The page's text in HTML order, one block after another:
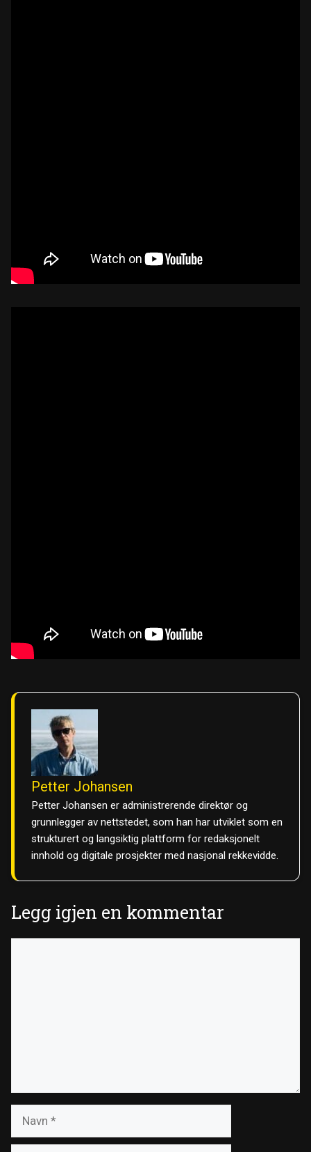
Petter Johansen
Petter Johansen er administrerende direktør og
grunnlegger av nettstedet, som han har utviklet som en
strukturert og langsiktig plattform for redaksjonelt
innhold og digitale prosjekter med nasjonal rekkevidde.
Legg igjen en kommentar